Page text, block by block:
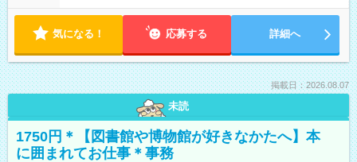
気になる！ 応募する 詳細へ
掲載日：2026.08.07
未読
1750円＊【図書館や博物館が好きなかたへ】本
に囲まれてお仕事＊事務